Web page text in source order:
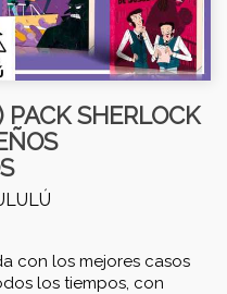
SHERLOCK
con los mejores casos
los tiempos, con